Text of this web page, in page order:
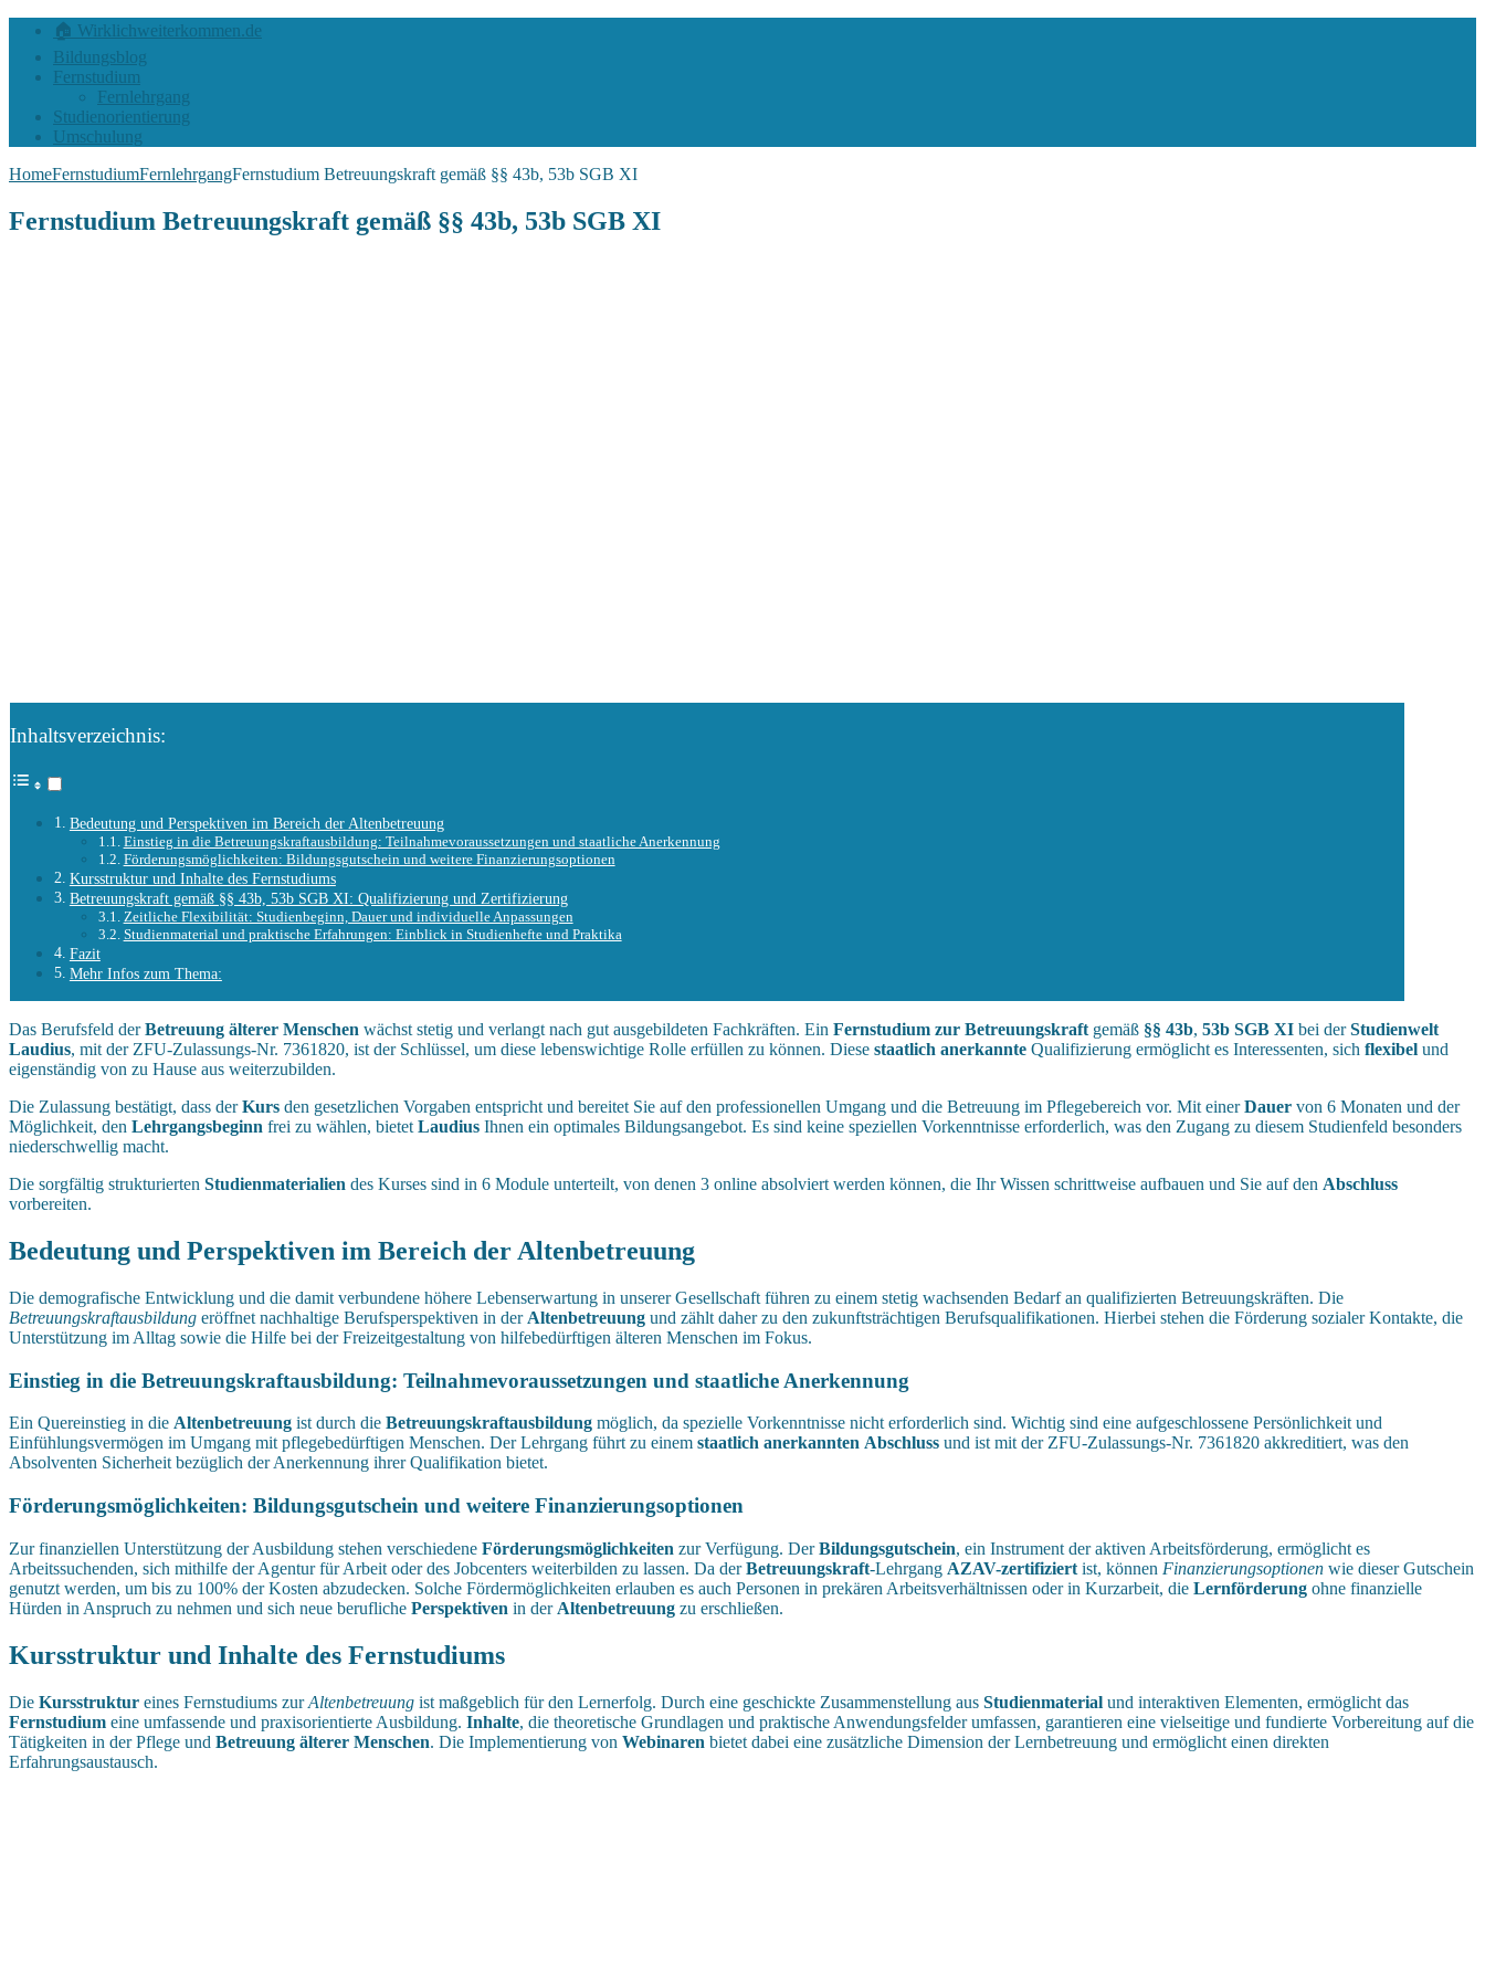
🏠 Wirklichweiterkommen.de
Bildungsblog
Fernstudium
Fernlehrgang
Studienorientierung
Umschulung
HomeFernstudiumFernlehrgangFernstudium Betreuungskraft gemäß §§ 43b, 53b SGB XI
Fernstudium Betreuungskraft gemäß §§ 43b, 53b SGB XI
Inhaltsverzeichnis:
Bedeutung und Perspektiven im Bereich der Altenbetreuung
Einstieg in die Betreuungskraftausbildung: Teilnahmevoraussetzungen und staatliche Anerkennung
Förderungsmöglichkeiten: Bildungsgutschein und weitere Finanzierungsoptionen
Kursstruktur und Inhalte des Fernstudiums
Betreuungskraft gemäß §§ 43b, 53b SGB XI: Qualifizierung und Zertifizierung
Zeitliche Flexibilität: Studienbeginn, Dauer und individuelle Anpassungen
Studienmaterial und praktische Erfahrungen: Einblick in Studienhefte und Praktika
Fazit
Mehr Infos zum Thema:
Das Berufsfeld derBetreuung älterer Menschen wächst stetig und verlangt nach gut ausgebildeten Fachkräften. Ein Fernstudium zur Betreuungskraft gemäß §§ 43b, 53b SGB XI bei derStudienwelt
Laudius, mit der ZFU-Zulassungs-Nr. 7361820, ist der Schlüssel, um diese lebenswichtige Rolle erfüllen zu können. Diese staatlich anerkannte Qualifizierung ermöglicht es Interessenten, sich flexibel und
eigenständig von zu Hause aus weiterzubilden.
Die Zulassung bestätigt, dass derKurs den gesetzlichen Vorgaben entspricht und bereitet Sie auf den professionellen Umgang und die Betreuung im Pflegebereich vor. Mit einerDauer von 6 Monaten und der
Möglichkeit, den Lehrgangsbeginn frei zu wählen, bietet Laudius Ihnen ein optimales Bildungsangebot. Es sind keine speziellen Vorkenntnisse erforderlich, was den Zugang zu diesem Studienfeld besonders
niederschwellig macht.
Die sorgfältig strukturierten Studienmaterialien des Kurses sind in 6 Module unterteilt, von denen 3 online absolviert werden können, die Ihr Wissen schrittweise aufbauen und Sie auf den Abschluss
vorbereiten.
Bedeutung und Perspektiven im Bereich der Altenbetreuung
Die demografische Entwicklung und die damit verbundene höhere Lebenserwartung in unserer Gesellschaft führen zu einem stetig wachsenden Bedarf an qualifizierten Betreuungskräften. Die
Betreuungskraftausbildung eröffnet nachhaltige Berufsperspektiven in der Altenbetreuung und zählt daher zu den zukunftsträchtigen Berufsqualifikationen. Hierbei stehen die Förderung sozialer Kontakte, die
Unterstützung im Alltag sowie die Hilfe bei der Freizeitgestaltung von hilfebedürftigen älteren Menschen im Fokus.
Einstieg in die Betreuungskraftausbildung: Teilnahmevoraussetzungen und staatliche Anerkennung
Ein Quereinstieg in die Altenbetreuung ist durch die Betreuungskraftausbildung möglich, da spezielle Vorkenntnisse nicht erforderlich sind. Wichtig sind eine aufgeschlossene Persönlichkeit und
Einfühlungsvermögen im Umgang mit pflegebedürftigen Menschen. Der Lehrgang führt zu einem staatlich anerkannten Abschluss und ist mit der ZFU-Zulassungs-Nr. 7361820 akkreditiert, was den
Absolventen Sicherheit bezüglich der Anerkennung ihrer Qualifikation bietet.
Förderungsmöglichkeiten: Bildungsgutschein und weitere Finanzierungsoptionen
Zur finanziellen Unterstützung der Ausbildung stehen verschiedene Förderungsmöglichkeiten zur Verfügung. DerBildungsgutschein, ein Instrument der aktiven Arbeitsförderung, ermöglicht es
Arbeitssuchenden, sich mithilfe der Agentur für Arbeit oder des Jobcenters weiterbilden zu lassen. Da derBetreuungskraft-Lehrgang AZAV-zertifiziert ist, können Finanzierungsoptionen wie dieser Gutschein
genutzt werden, um bis zu 100% der Kosten abzudecken. Solche Fördermöglichkeiten erlauben es auch Personen in prekären Arbeitsverhältnissen oder in Kurzarbeit, die Lernförderung ohne finanzielle
Hürden in Anspruch zu nehmen und sich neue berufliche Perspektiven in der Altenbetreuung zu erschließen.
Kursstruktur und Inhalte des Fernstudiums
Die Kursstruktur eines Fernstudiums zurAltenbetreuung ist maßgeblich für den Lernerfolg. Durch eine geschickte Zusammenstellung aus Studienmaterial und interaktiven Elementen, ermöglicht das
Fernstudium eine umfassende und praxisorientierte Ausbildung. Inhalte, die theoretische Grundlagen und praktische Anwendungsfelder umfassen, garantieren eine vielseitige und fundierte Vorbereitung auf die
Tätigkeiten in der Pflege und Betreuung älterer Menschen. Die Implementierung von Webinaren bietet dabei eine zusätzliche Dimension der Lernbetreuung und ermöglicht einen direkten
Erfahrungsaustausch.